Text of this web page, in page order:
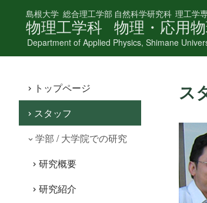
島根大学 総合理工学部
物理工学科
自然科学研究科 理工学
物理・応用
Department of Applied Physics, Shimane
トップページ
スタッフ
学部 / 大学院での研究
研究概要
研究紹介
ス